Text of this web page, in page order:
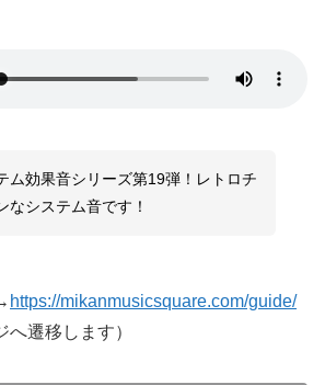
ム効果音シリーズ第19弾！レトロチ
なシステム音です！
https://mikanmusicsquare.com/guide/
へ遷移します）